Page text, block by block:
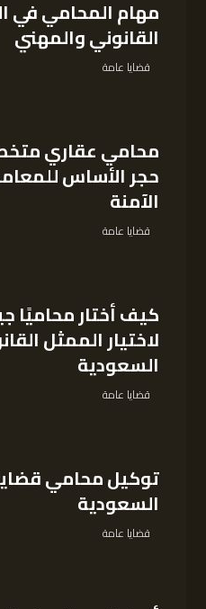
مهام المحامي في
القانوني والمهني
قضايا عامة
محامي عقاري
حجر الأساس
الآمنة
قضايا عامة
كيف أختار محاميًا
لاختيار الممثل
السعودية
قضايا عامة
توكيل محامي
السعودية
قضايا عامة